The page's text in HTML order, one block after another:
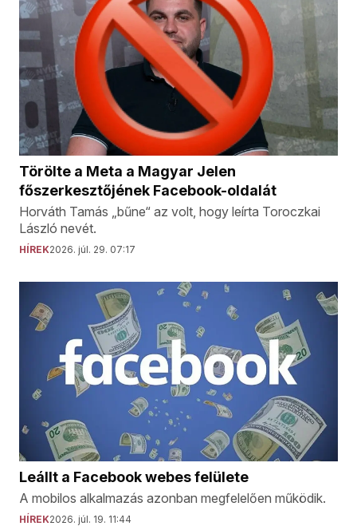
Törölte a Meta a Magyar Jelen
főszerkesztőjének Facebook-oldalát
Horváth Tamás „bűne“ az volt, hogy leírta Toroczkai
László nevét.
HÍREK2026. júl. 29. 07:17
Leállt a Facebook webes felülete
A mobilos alkalmazás azonban megfelelően működik.
HÍREK2026. júl. 19. 11:44